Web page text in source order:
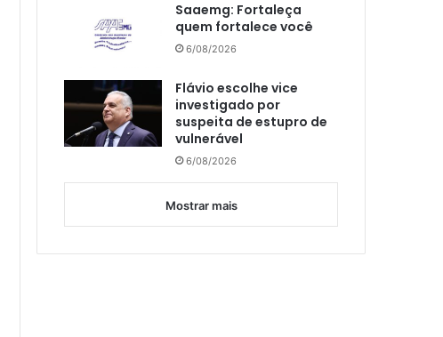
Saaemg: Fortaleça
quem fortalece você
6/08/2026
Flávio escolhe vice
investigado por
suspeita de estupro de
vulnerável
6/08/2026
Mostrar mais